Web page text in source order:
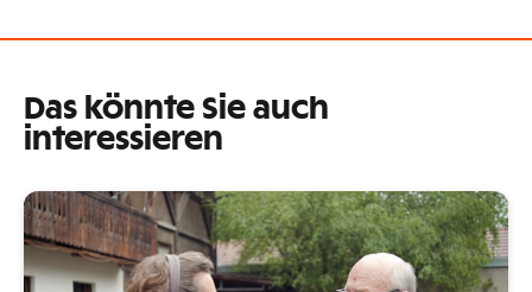
Das könnte Sie auch
interessieren